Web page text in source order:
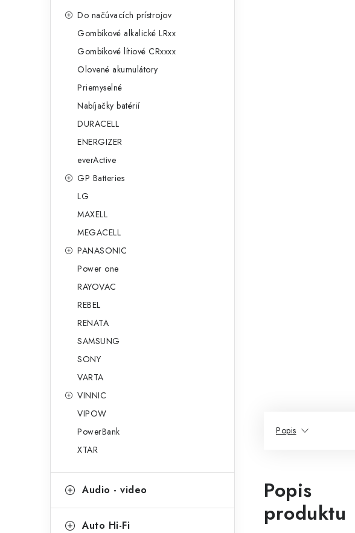
Do načúvacích prístrojov
Gombíkové alkalické LRxx
Gombíkové lítiové CRxxxx
Olovené akumulátory
Priemyselné
Nabíjačky batérií
DURACELL
ENERGIZER
everActive
GP Batteries
LG
MAXELL
MEGACELL
PANASONIC
Power one
RAYOVAC
REBEL
RENATA
SAMSUNG
SONY
VARTA
VINNIC
VIPOW
PowerBank
XTAR
Audio - video
Auto Hi-Fi
Popis
Popis
produktu